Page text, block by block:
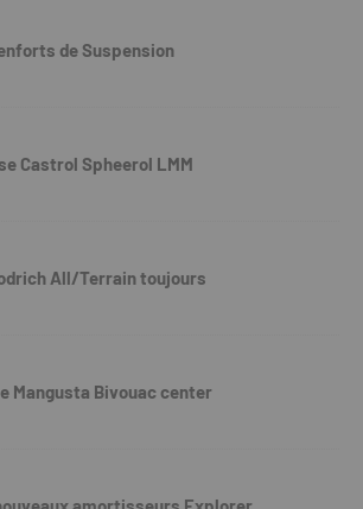
de Suspension
Castrol Spheerol LMM
All/Terrain toujours
Mangusta Bivouac center